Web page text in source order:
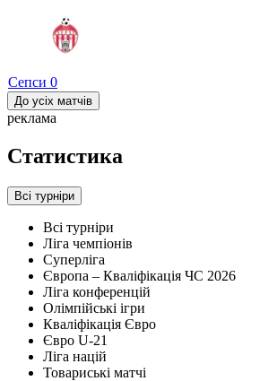
Сепси 0
До усіх матчів
реклама
Статистика
Всі турніри
Всі турніри
Ліга чемпіонів
Суперліга
Європа – Кваліфікація ЧС 2026
Ліга конференцій
Олімпійські ігри
Кваліфікація Євро
Євро U-21
Ліга націй
Товариські матчі